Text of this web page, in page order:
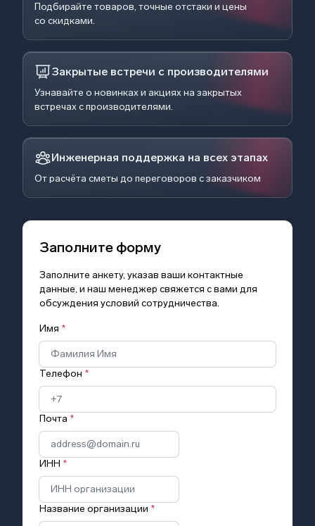
Подбирайте товаров, точные отстаки и цены
со скидками.
Закрытые встречи с производителями
Узнавайте о новинках и акциях на закрытых
встречах с производителями.
Инженерная поддержка на всех этапах
От расчёта сметы до переговоров с заказчиком
Заполните форму
Заполните анкету, указав ваши контактные
данные, и наш менеджер свяжется с вами для
обсуждения условий сотрудничества.
Имя *
Телефон *
Почта *
ИНН *
Название организации *